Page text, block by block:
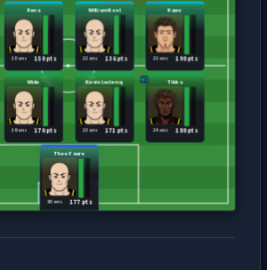
Theo Faure
177 pts
30 ans
Wido
170 pts
19 ans
Kevin Leclercq
171 pts
23 ans
Tikka
180 pts
24 ans
Kena
150 pts
18 ans
William Noel
136 pts
22 ans
Kawo
190 pts
23 ans